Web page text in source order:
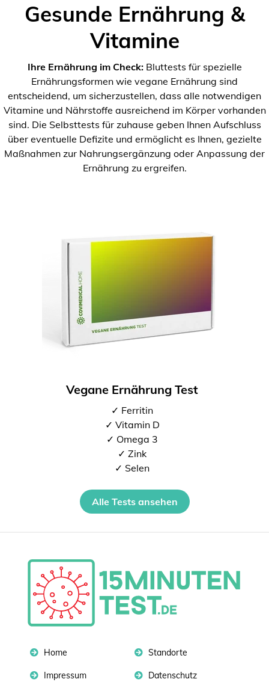
Gesunde Ernährung &
Vitamine
Ihre Ernährung im Check:Bluttests für spezielle
Ernährungsformen wie vegane Ernährung sind
entscheidend, um sicherzustellen, dass alle notwendigen
Vitamine und Nährstoffe ausreichend im Körper vorhanden
sind. Die Selbsttests für zuhause geben Ihnen Aufschluss
über eventuelle Defizite und ermöglicht es Ihnen, gezielte
Maßnahmen zur Nahrungsergänzung oder Anpassung der
Ernährung zu ergreifen.
Vegane Ernährung Test
✓ Ferritin
✓ Vitamin D
✓ Omega 3
✓ Zink
✓ Selen
Alle Tests ansehen
Home Standorte
Impressum Datenschutz